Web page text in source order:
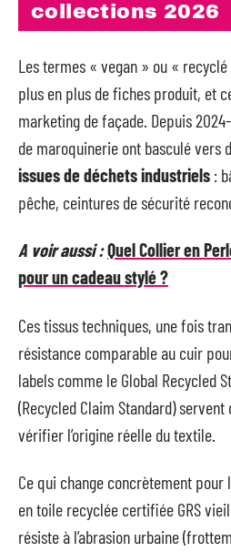
collections 2026
Les termes « vegan » ou «
plus en plus de fiches produit, et
marketing de façade. Depuis
de maroquinerie ont basculé vers
issues de déchets industriels :
pêche, ceintures de sécurité
A voir aussi :Quel Collier en
pour un cadeau stylé ?
Ces tissus techniques, une fois
résistance comparable au cuir
labels comme le Global Recycled
(Recycled Claim Standard)
vérifier l’origine réelle du textile.
Ce qui change concrètement pour
en toile recyclée certifiée GRS
résiste à l’abrasion urbaine